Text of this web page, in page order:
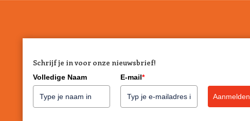
Schrijf je in voor onze nieuwsbrief!
Volledige Naam E-mail*
Aanmelden